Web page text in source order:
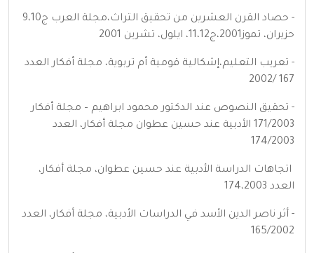
- حصاد القرن العشرين من تحقيق التراث،مجلة العرب ج9،10
حزيران، تموز2001،ج11،12، ايلول، تشرين 2001
- تعريب التعليم،إشكالية قومية أم تربوية، مجلة أفكار العدد
167 /2002
- تحقيق النصوص عند الدكتور محمود ابراهيم – مجلة أفكار
171/2003 الأدبية عند حسين عطوان مجلة أفكار، العدد
174/2003
اتجاهات الدراسة الأدبية عند حسين عطوان، مجلة أفكار،
العدد 174،2003
- أثر ناصر الدين الأسد في الدراسات الأدبية، مجلة أفكار، العدد
165/2002